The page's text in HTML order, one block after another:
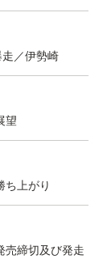
／伊勢崎
望
ち上がり
売締切及び発走